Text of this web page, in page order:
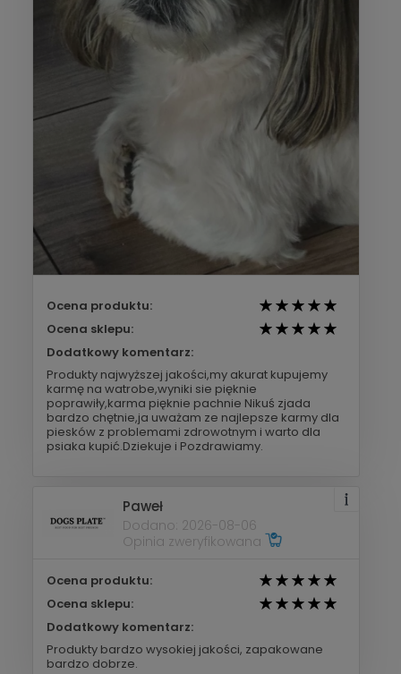
Ocena produktu:
Ocena sklepu:
Dodatkowy komentarz:
Produkty najwyższej jakości,my akurat kupujemy
karmę na watrobe,wyniki sie pięknie
poprawiły,karma pięknie pachnie Nikuś zjada
bardzo chętnie,ja uważam ze najlepsze karmy dla
piesków z problemami zdrowotnym i warto dla
psiaka kupić.Dziekuje i Pozdrawiamy.
Paweł
Dodano: 2026-08-06
Opinia zweryfikowana
Ocena produktu:
Ocena sklepu:
Dodatkowy komentarz:
Produkty bardzo wysokiej jakości, zapakowane
bardzo dobrze.